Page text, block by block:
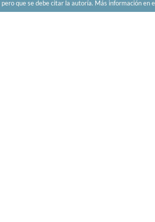
que se debe citar la autoría. Más información en